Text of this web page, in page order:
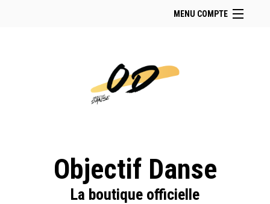
MENU COMPTE
Facebook
Instagram
Objectif Danse
La boutique officielle